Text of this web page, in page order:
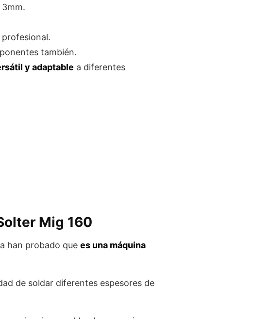
también.
y adaptable a diferentes
Mig 160
han probado que es una máquina
de soldar diferentes espesores de